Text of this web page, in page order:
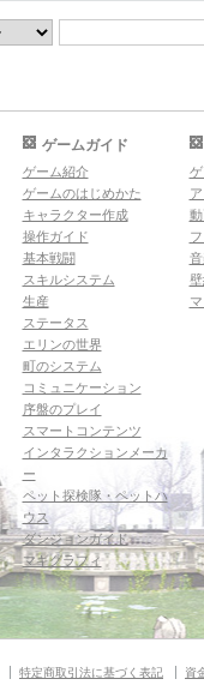
ゲームガイド
ゲーム紹介
ゲームのはじめかた
キャラクター作成
操作ガイド
基本戦闘
スキルシステム
生産
ステータス
エリンの世界
町のシステム
コミュニケーション
序盤のプレイ
スマートコンテンツ
インタラクションメーカ
ー
ペット探検隊・ペットハ
ウス
ダンジョンガイド
マギグラフィ
特定商取引法に基づく表記 資